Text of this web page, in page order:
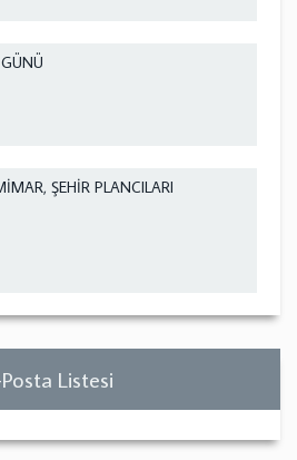
ŞEHİR PLANCILARI
Listesi